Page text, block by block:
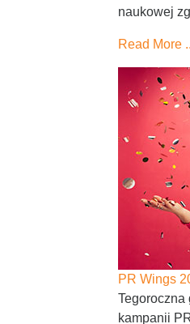
naukowej
Read More
PR Wings
Tegoroczna
kampanii